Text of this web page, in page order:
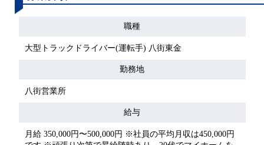
職種
大型トラックドライバー(運転手) 八街東金
勤務地
八街営業所
給与
月給 350,000円〜500,000円 ※社員の平均月収は450,000円